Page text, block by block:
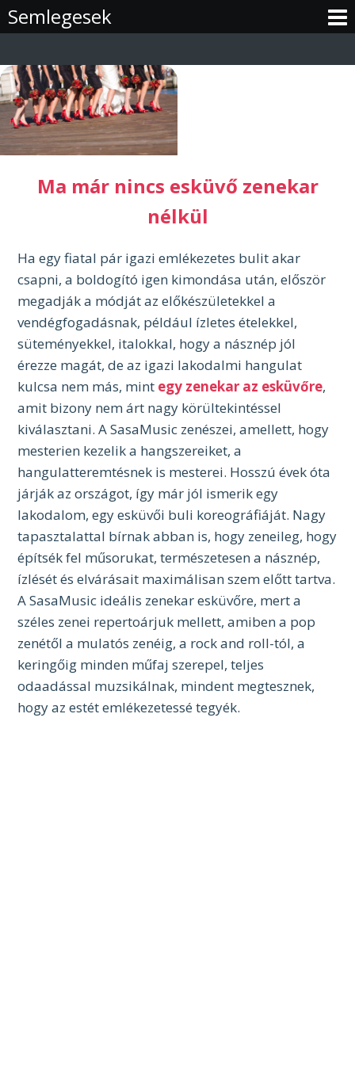
Semlegesek
content
Ma már nincs esküvő zenekar
nélkül
Ha egy fiatal pár igazi emlékezetes bulit akar
csapni, a boldogító igen kimondása után, először
megadják a módját az előkészületekkel a
vendégfogadásnak, például ízletes ételekkel,
süteményekkel, italokkal, hogy a násznép jól
érezze magát, de az igazi lakodalmi hangulat
kulcsa nem más, mint egy zenekar az esküvőre,
amit bizony nem árt nagy körültekintéssel
kiválasztani. A SasaMusic zenészei, amellett, hogy
mesterien kezelik a hangszereiket, a
hangulatteremtésnek is mesterei. Hosszú évek óta
járják az országot, így már jól ismerik egy
lakodalom, egy esküvői buli koreográfiáját. Nagy
tapasztalattal bírnak abban is, hogy zeneileg, hogy
építsék fel műsorukat, természetesen a násznép,
ízlését és elvárásait maximálisan szem előtt tartva.
A SasaMusic ideális zenekar esküvőre, mert a
széles zenei repertoárjuk mellett, amiben a pop
zenétől a mulatós zenéig, a rock and roll-tól, a
keringőig minden műfaj szerepel, teljes
odaadással muzsikálnak, mindent megtesznek,
hogy az estét emlékezetessé tegyék.